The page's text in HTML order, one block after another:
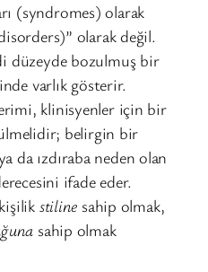
(syndromes) olarak
olarak değil.
düzeyde bozulmuş bir
varlık gösterir.
klinisyenler için bir
belirgin bir
da ızdıraba neden olan
ifade eder.
stiline sahip olmak,
sahip olmak